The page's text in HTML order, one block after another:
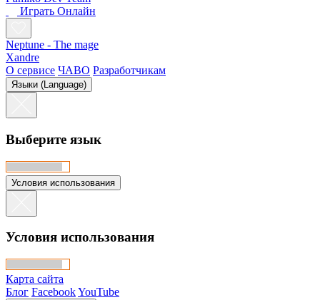
Играть Oнлайн
Neptune - The mage
Xandre
О сервисе ЧАВО Разработчикам
Языки (Language)
Выберите язык
Условия использования
Условия использования
Карта сайта
Блог FacebookYouTube